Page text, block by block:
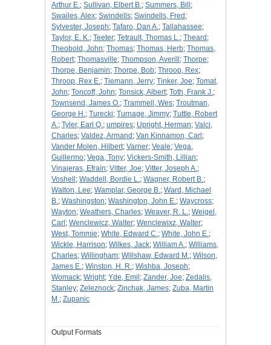
Arthur E.; Sullivan, Elbert B.; Summers, Bill ;
Swailes, Alex; Swindells; Swindells, Fred ;
Sylvester, Joseph; Tafaro, Dan A.; Tallahassee;
Taylor, E. K.; Teeter; Tetrault, Thomas L.; Theard ;
Theobold, John; Thomas; Thomas, Herb; Thomas,
Robert; Thomasville; Thompson, Averill ; Thorpe;
Thorpe, Benjamin; Thorpe, Bob; Throop, Rex;
Throop, Rex E.; Tiemann, Jerry; Tinker, Joe; Tomat,
John; Toncoff, John; Tonsick, Albert; Toth, Frank J.;
Townsend, James O.; Trammell, Wes; Troutman,
George H.; Turecki; Turnage, Jimmy; Tuttle, Robert
A.; Tyler, Earl Q.; umpires; Upright, Herman; Valci,
Charles; Valdez, Armand ; Van Kinnamon, Carl ;
Vander Molen, Hilbert; Varner; Veale; Vega,
Guillermo; Vega, Tony; Vickers-Smith, Lillian;
Vinajeras, Efrain; Vitter, Joe; Vitter, Joseph A.;
Voshell ; Waddell, Bordie L.; Wagner, Robert B.;
Walton, Lee; Wamplar, George B.; Ward, Michael
B.; Washingston; Washington, John E.; Waycross;
Wayton; Weathers, Charles; Weaver, R. L.; Weigel,
Carl ; Wenclewicz, Walter; Wenclewixz, Walter;
West, Tommie; White, Edward C.; White, John E.;
Wickle, Harrison; Wilkes, Jack; William A.; Williams,
Charles; Willingham; Willshaw, Edward M.; Wilson,
James E.; Winston, H. R.; Wishba, Joseph;
Womack; Wright; Yde, Emil ; Zander, Joe; Zedalis,
Stanley; Zeleznock; Zinchak, James; Zuba, Martin
M.; Zupanic
Output Formats